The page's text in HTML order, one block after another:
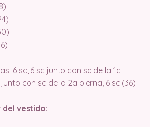
6 sc, 6 sc junto con sc de la 1a
junto con sc de la 2a pierna, 6 sc (36)
del vestido: